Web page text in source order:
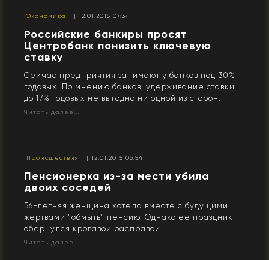
Экономика | 12.01.2015 07:34
Российские банкиры просят
Центробанк понизить ключевую
ставку
Сейчас предприятия занимают у банков под 30%
годовых. По мнению банков, удерживание ставки
до 17% годовых не выгодно ни одной из сторон.
Читать далее...
Происшествия | 12.01.2015 06:54
Пенсионерка из-за мести убила
двоих соседей
56-летняя женщина хотела вместе с будущими
жертвами "обмыть" пенсию. Однако ее праздник
обернулся кровавой расправой.
Читать далее...